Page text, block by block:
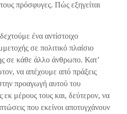
πρόσφυγες. Πώς εξηγείται
ένα αντίστοιχο
σε πολιτικό πλαίσιο
σε κάθε άλλο άνθρωπο. Κατ’
να απέχουμε από πράξεις
προαγωγή αυτού του
μέρους τους και, δεύτερον, να
που εκείνοι αποτυγχάνουν